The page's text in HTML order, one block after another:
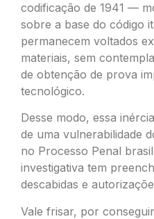
codificação de 1941 —
sobre a base do código
permanecem voltados
materiais, sem
de obtenção de prova
tecnológico.
Desse modo, essa
de uma vulnerabilidade
no Processo Penal
investigativa tem
descabidas e
Vale frisar, por